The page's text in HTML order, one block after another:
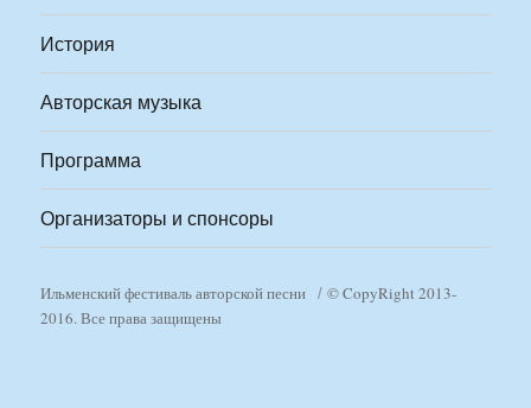
История
Авторская музыка
Программа
Организаторы и спонсоры
Ильменский фестиваль авторской песни
© CopyRight 2013-
2016. Все права защищены